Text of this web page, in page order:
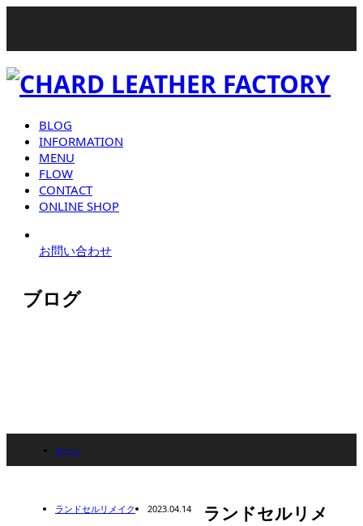
BLOG
INFORMATION
MENU
FLOW
CONTACT
ONLINE SHOP
お問い合わせ
ブログ
ホーム
ランドセルリメイク
ランドセルリメイク 2023.04.14
ランドセルリメ